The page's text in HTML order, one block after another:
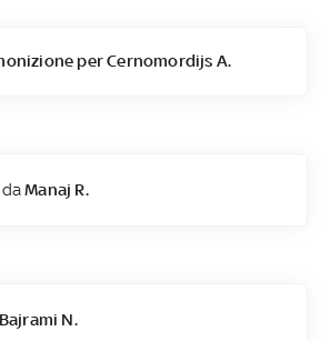
per Cernomordijs A.
daManaj R.
Bajrami N.